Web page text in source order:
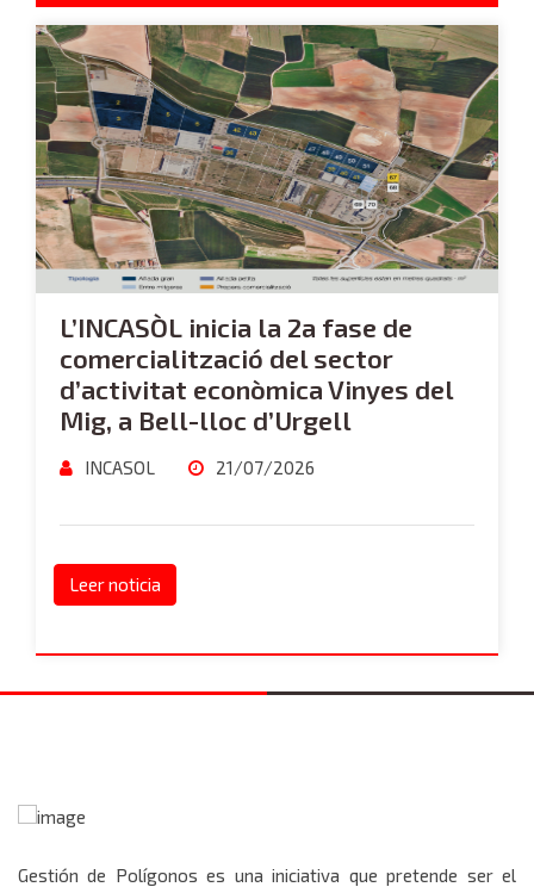
L’INCASÒL inicia la 2a fase de
comercialització del sector
d’activitat econòmica Vinyes del
Mig, a Bell-lloc d’Urgell
INCASOL 21/07/2026
Leer noticia
Gestión de Polígonos es una iniciativa que pretende ser el